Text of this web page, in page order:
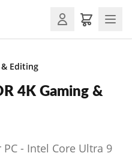
& Editing
4K Gaming &
- Intel Core Ultra 9